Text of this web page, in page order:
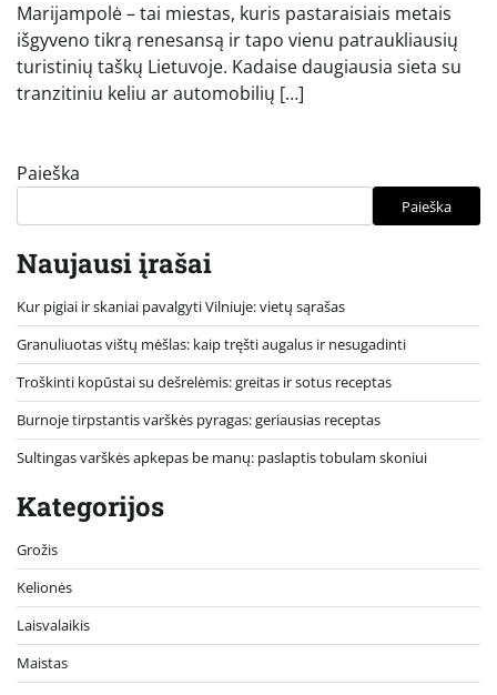
Marijampolė – tai miestas, kuris pastaraisiais metais
išgyveno tikrą renesansą ir tapo vienu patraukliausių
turistinių taškų Lietuvoje. Kadaise daugiausia sieta su
tranzitiniu keliu ar automobilių […]
Paieška
Paieška
Naujausi įrašai
Kur pigiai ir skaniai pavalgyti Vilniuje: vietų sąrašas
Granuliuotas vištų mėšlas: kaip tręšti augalus ir nesugadinti
Troškinti kopūstai su dešrelėmis: greitas ir sotus receptas
Burnoje tirpstantis varškės pyragas: geriausias receptas
Sultingas varškės apkepas be manų: paslaptis tobulam skoniui
Kategorijos
Grožis
Kelionės
Laisvalaikis
Maistas